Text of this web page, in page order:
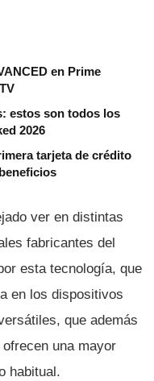
en Prime
estos son todos los
2026
tarjeta de crédito
ver en distintas
fabricantes del
esta tecnologí­a, que
en los dispositivos
que además
una mayor
habitual.